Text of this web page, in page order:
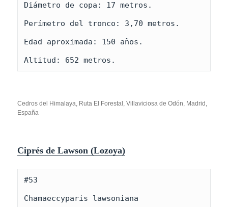
Diámetro de copa: 17 metros.
Perímetro del tronco: 3,70 metros.
Edad aproximada: 150 años.
Altitud: 652 metros.
Cedros del Himalaya, Ruta El Forestal, Villaviciosa de Odón, Madrid,
España
Ciprés de Lawson (Lozoya)
#53
Chamaeccyparis lawsoniana